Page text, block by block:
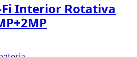
Interior Rotativa